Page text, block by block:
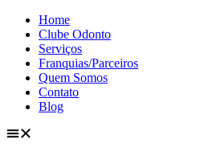
para
conteúdo
Home
Clube Odonto
Serviços
Franquias/Parceiros
Quem Somos
Contato
Blog